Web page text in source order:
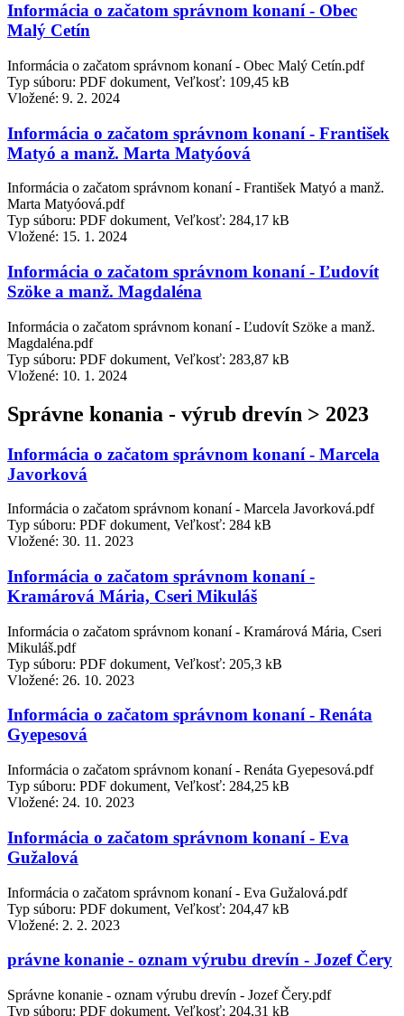
Informácia o začatom správnom konaní - Obec
Malý Cetín
Informácia o začatom správnom konaní - Obec Malý Cetín.pdf
Typ súboru: PDF dokument, Veľkosť: 109,45 kB
Vložené: 9. 2. 2024
Informácia o začatom správnom konaní - František
Matyó a manž. Marta Matyóová
Informácia o začatom správnom konaní - František Matyó a manž.
Marta Matyóová.pdf
Typ súboru: PDF dokument, Veľkosť: 284,17 kB
Vložené: 15. 1. 2024
Informácia o začatom správnom konaní - Ľudovít
Szöke a manž. Magdaléna
Informácia o začatom správnom konaní - Ľudovít Szöke a manž.
Magdaléna.pdf
Typ súboru: PDF dokument, Veľkosť: 283,87 kB
Vložené: 10. 1. 2024
Správne konania - výrub drevín > 2023
Informácia o začatom správnom konaní - Marcela
Javorková
Informácia o začatom správnom konaní - Marcela Javorková.pdf
Typ súboru: PDF dokument, Veľkosť: 284 kB
Vložené: 30. 11. 2023
Informácia o začatom správnom konaní -
Kramárová Mária, Cseri Mikuláš
Informácia o začatom správnom konaní - Kramárová Mária, Cseri
Mikuláš.pdf
Typ súboru: PDF dokument, Veľkosť: 205,3 kB
Vložené: 26. 10. 2023
Informácia o začatom správnom konaní - Renáta
Gyepesová
Informácia o začatom správnom konaní - Renáta Gyepesová.pdf
Typ súboru: PDF dokument, Veľkosť: 284,25 kB
Vložené: 24. 10. 2023
Informácia o začatom správnom konaní - Eva
Gužalová
Informácia o začatom správnom konaní - Eva Gužalová.pdf
Typ súboru: PDF dokument, Veľkosť: 204,47 kB
Vložené: 2. 2. 2023
právne konanie - oznam výrubu drevín - Jozef Čery
Správne konanie - oznam výrubu drevín - Jozef Čery.pdf
Typ súboru: PDF dokument, Veľkosť: 204,31 kB